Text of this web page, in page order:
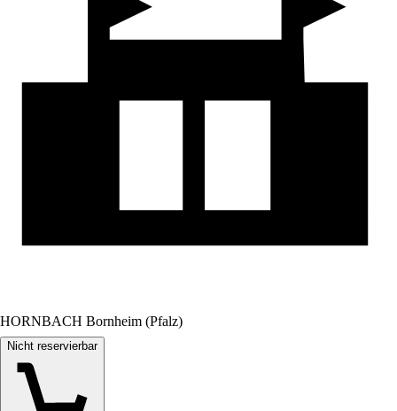
HORNBACH Bornheim (Pfalz)
Nicht reservierbar